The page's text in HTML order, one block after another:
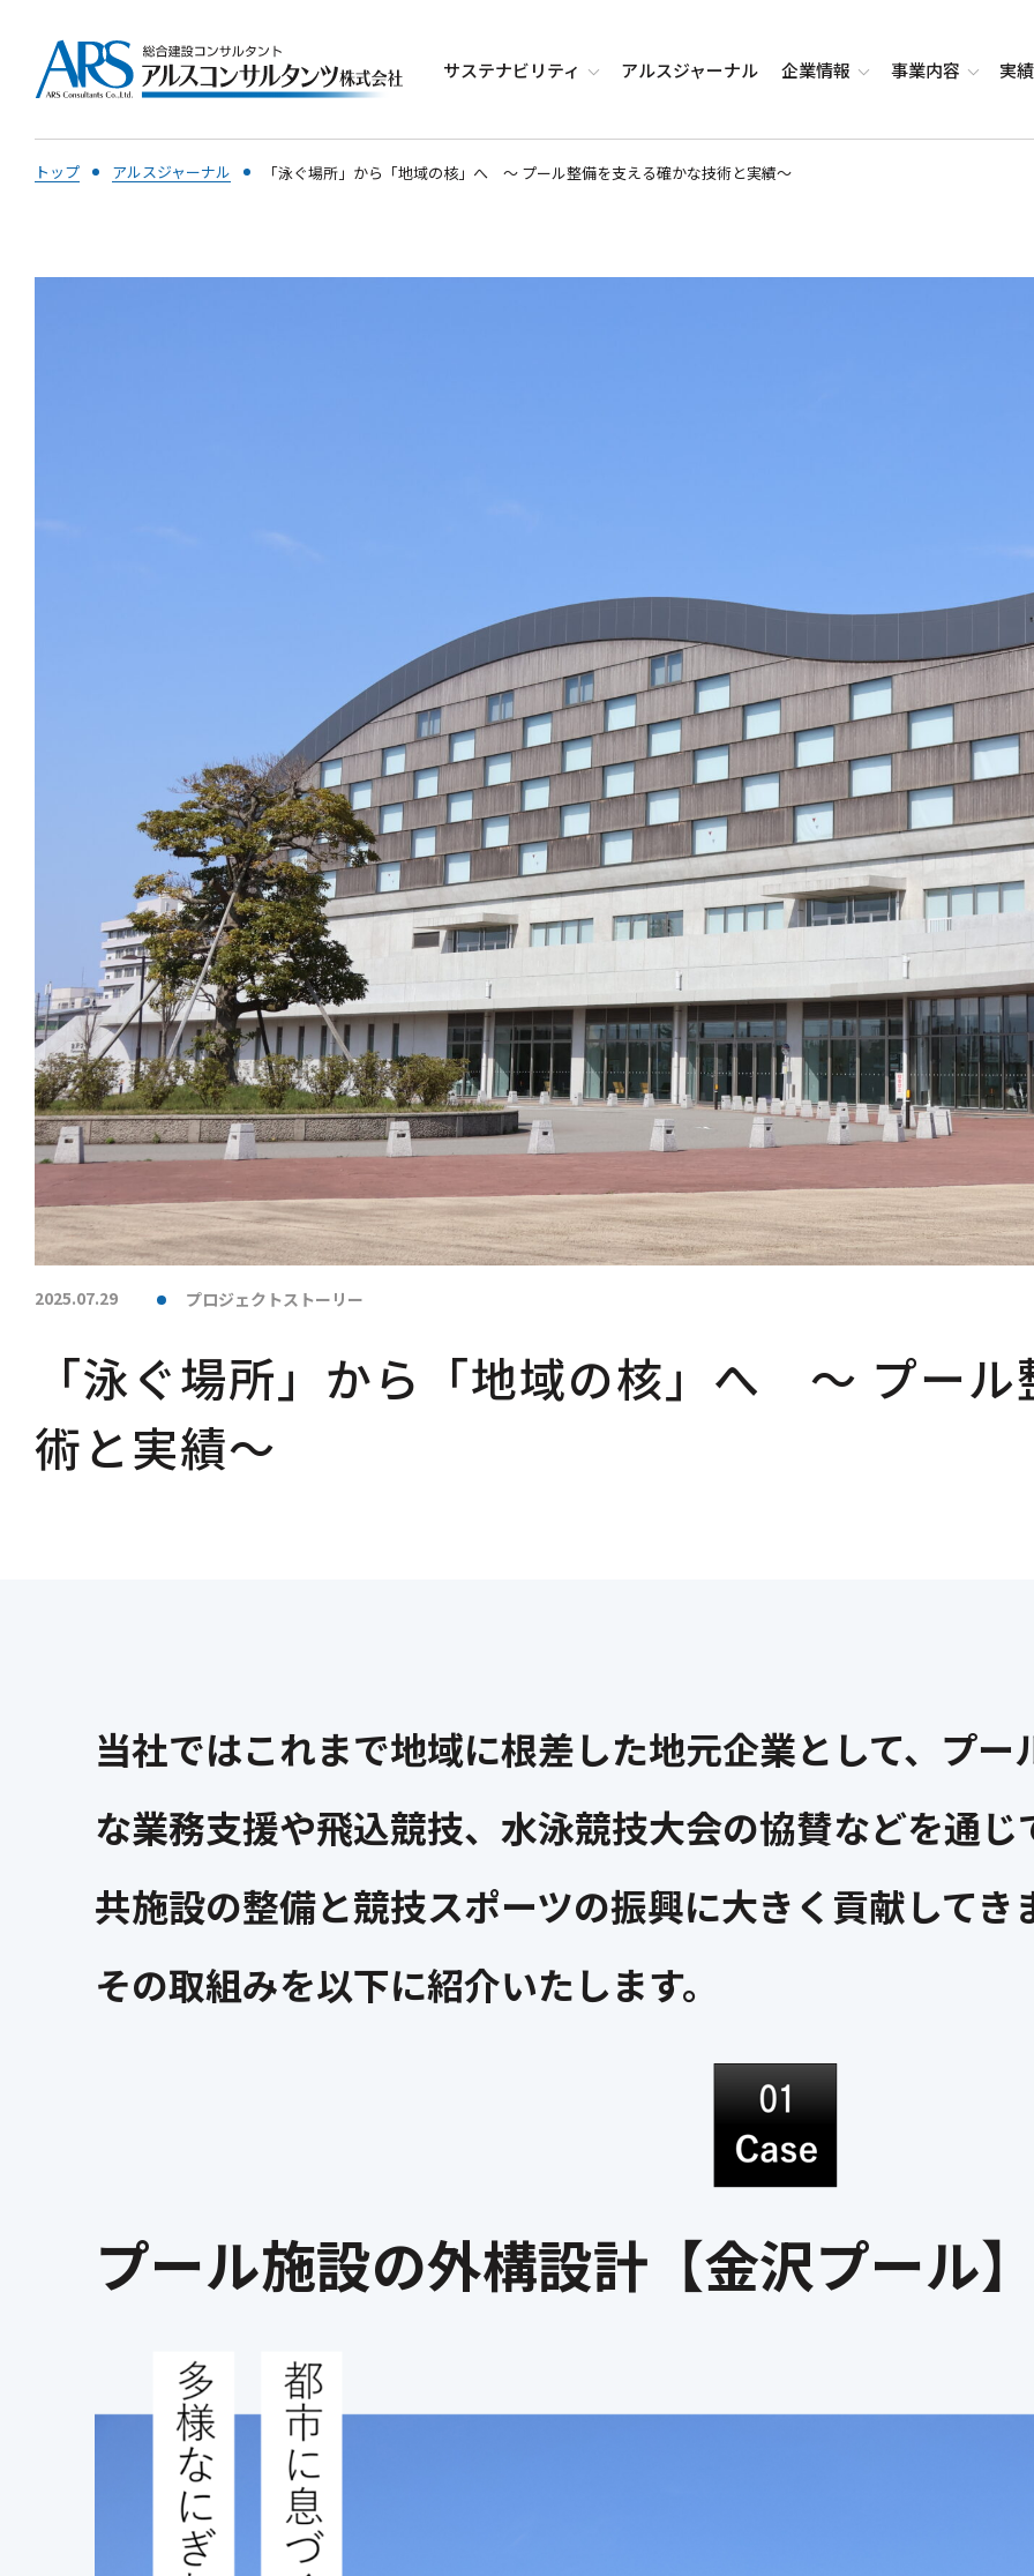
サステナビリティ アルスジャーナル 企業情報 事業内容 実績
トップ アルスジャーナル 「泳ぐ場所」から「地域の核」へ ～ プール整備を支える確かな技術と実績～
2025.07.29 プロジェクトストーリー
「泳ぐ場所」から「地域の核」へ ～ プー
術と実績～
当社ではこれまで地域に根差した地元企業として、プ
な業務支援や飛込競技、水泳競技大会の協賛などを通
共施設の整備と競技スポーツの振興に大きく貢献してき
その取組みを以下に紹介いたします。
プール施設の外構設計【金沢プール